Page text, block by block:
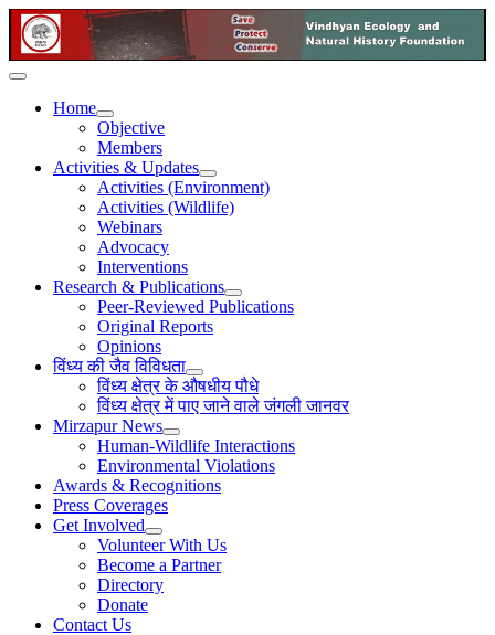
Home
Objective
Members
Activities & Updates
Activities (Environment)
Activities (Wildlife)
Webinars
Advocacy
Interventions
Research & Publications
Peer-Reviewed Publications
Original Reports
Opinions
विंध्य की जैव विविधता
विंध्य क्षेत्र के औषधीय पौधे
विंध्य क्षेत्र में पाए जाने वाले जंगली जानवर
Mirzapur News
Human-Wildlife Interactions
Environmental Violations
Awards & Recognitions
Press Coverages
Get Involved
Volunteer With Us
Become a Partner
Directory
Donate
Contact Us